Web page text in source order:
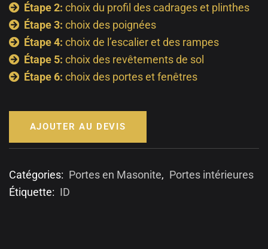
Étape 2: choix du profil des cadrages et plinthes
Étape 3: choix des poignées
Étape 4: choix de l’escalier et des rampes
Étape 5: choix des revêtements de sol
Étape 6: choix des portes et fenêtres
AJOUTER AU DEVIS
Catégories: Portes en Masonite, Portes intérieures
Étiquette: ID